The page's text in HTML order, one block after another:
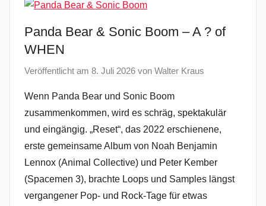
Panda Bear & Sonic Boom – A ? of
WHEN
Veröffentlicht am 8. Juli 2026 von Walter Kraus
Wenn Panda Bear und Sonic Boom
zusammenkommen, wird es schräg, spektakulär
und eingängig. „Reset“, das 2022 erschienene,
erste gemeinsame Album von Noah Benjamin
Lennox (Animal Collective) und Peter Kember
(Spacemen 3), brachte Loops und Samples längst
vergangener Pop- und Rock-Tage für etwas